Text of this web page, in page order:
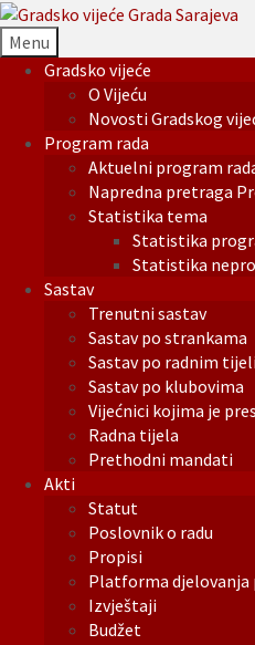
Menu
Gradsko vijeće
O Vijeću
Novosti Gradskog
Program rada
Aktuelni program
Napredna pretraga
Statistika tema
Statistika
Statistika
Sastav
Trenutni sastav
Sastav po strankama
Sastav po radnim
Sastav po klubovima
Vijećnici kojima je
Radna tijela
Prethodni mandati
Akti
Statut
Poslovnik o radu
Propisi
Platforma djelovanja
Izvještaji
Budžet